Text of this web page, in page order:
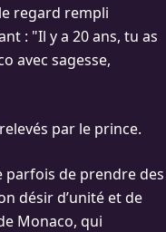
regard rempli
: "Il y a 20 ans, tu as
avec sagesse,
par le prince.
parfois de prendre des
désir d’unité et de
Monaco, qui